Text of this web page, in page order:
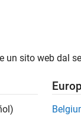
un sito web dal